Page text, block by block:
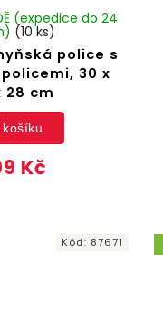
police s
30 x
28 cm
(expedice do 24
(10 ks)
Kč
košíku
Kód: 87671